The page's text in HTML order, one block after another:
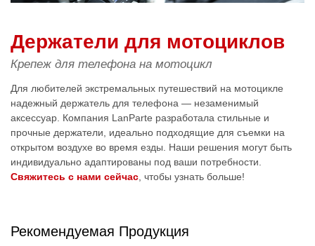
Держатели для мотоциклов
Крепеж для телефона на мотоцикл
Для любителей экстремальных путешествий на мотоцикле
надежный держатель для телефона — незаменимый
аксессуар. Компания LanParte разработала стильные и
прочные держатели, идеально подходящие для съемки на
открытом воздухе во время езды. Наши решения могут быть
индивидуально адаптированы под ваши потребности.
Свяжитесь с нами сейчас , чтобы узнать больше!
Рекомендуемая Продукция